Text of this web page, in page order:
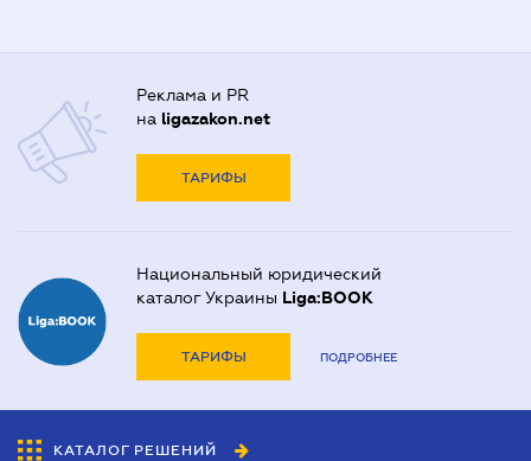
Реклама и PR
на ligazakon.net
ТАРИФЫ
Национальный юридический
каталог Украины Liga:BOOK
ТАРИФЫ ПОДРОБНЕЕ
КАТАЛОГ РЕШЕНИЙ